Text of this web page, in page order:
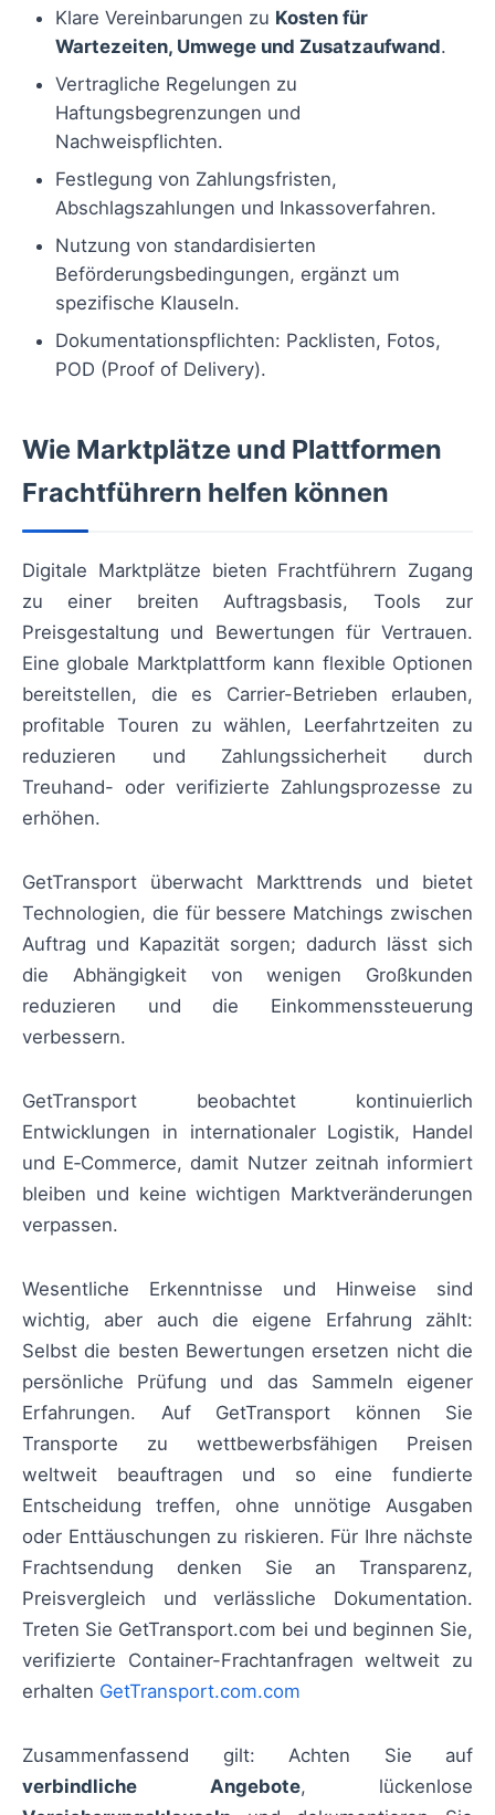
Klare Vereinbarungen zu Kosten für
Wartezeiten, Umwege und Zusatzaufwand.
Vertragliche Regelungen zu
Haftungsbegrenzungen und
Nachweispflichten.
Festlegung von Zahlungsfristen,
Abschlagszahlungen und Inkassoverfahren.
Nutzung von standardisierten
Beförderungsbedingungen, ergänzt um
spezifische Klauseln.
Dokumentationspflichten: Packlisten, Fotos,
POD (Proof of Delivery).
Wie Marktplätze und Plattformen
Frachtführern helfen können
Digitale Marktplätze bieten Frachtführern Zugang
zu einer breiten Auftragsbasis, Tools zur
Preisgestaltung und Bewertungen für Vertrauen.
Eine globale Marktplattform kann flexible Optionen
bereitstellen, die es Carrier-Betrieben erlauben,
profitable Touren zu wählen, Leerfahrtzeiten zu
reduzieren und Zahlungssicherheit durch
Treuhand- oder verifizierte Zahlungsprozesse zu
erhöhen.
GetTransport überwacht Markttrends und bietet
Technologien, die für bessere Matchings zwischen
Auftrag und Kapazität sorgen; dadurch lässt sich
die Abhängigkeit von wenigen Großkunden
reduzieren und die Einkommenssteuerung
verbessern.
GetTransport beobachtet kontinuierlich
Entwicklungen in internationaler Logistik, Handel
und E‑Commerce, damit Nutzer zeitnah informiert
bleiben und keine wichtigen Marktveränderungen
verpassen.
Wesentliche Erkenntnisse und Hinweise sind
wichtig, aber auch die eigene Erfahrung zählt:
Selbst die besten Bewertungen ersetzen nicht die
persönliche Prüfung und das Sammeln eigener
Erfahrungen. Auf GetTransport können Sie
Transporte zu wettbewerbsfähigen Preisen
weltweit beauftragen und so eine fundierte
Entscheidung treffen, ohne unnötige Ausgaben
oder Enttäuschungen zu riskieren. Für Ihre nächste
Frachtsendung denken Sie an Transparenz,
Preisvergleich und verlässliche Dokumentation.
Treten Sie GetTransport.com bei und beginnen Sie,
verifizierte Container-Frachtanfragen weltweit zu
erhalten GetTransport.com.com
Zusammenfassend gilt: Achten Sie auf
verbindliche Angebote, lückenlose